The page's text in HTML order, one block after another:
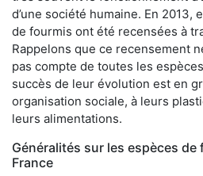
d’une société humaine. En 2013,
de fourmis ont été recensées à
Rappelons que ce recensement
pas compte de toutes les
succès de leur évolution est en
organisation sociale, à leurs
leurs alimentations.
Généralités sur les espèces
France